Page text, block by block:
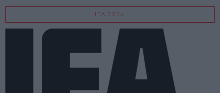
IFA 2026